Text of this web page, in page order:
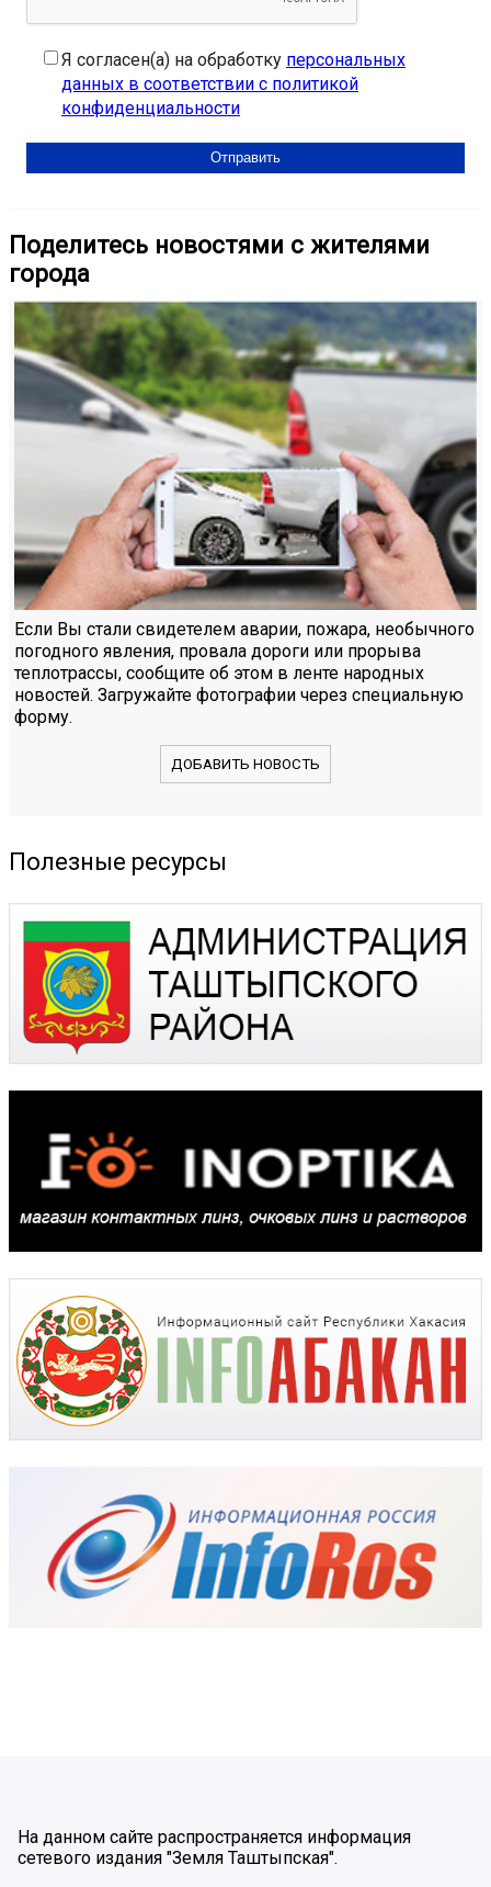
Я согласен(а) на обработку персональных
данных в соответствии с политикой
конфиденциальности
Поделитесь новостями с жителями
города
Если Вы стали свидетелем аварии, пожара, необычного
погодного явления, провала дороги или прорыва
теплотрассы, сообщите об этом в ленте народных
новостей. Загружайте фотографии через специальную
форму.
ДОБАВИТЬ НОВОСТЬ
Полезные ресурсы
На данном сайте распространяется информация
сетевого издания "Земля Таштыпская".